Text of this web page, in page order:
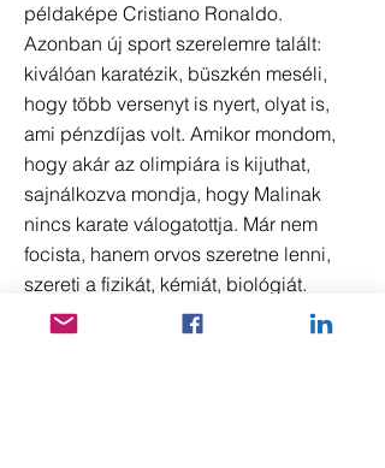
példaképe Cristiano Ronaldo.
Azonban új sport szerelemre talált:
kiválóan karatézik, büszkén meséli,
hogy több versenyt is nyert, olyat is,
ami pénzdíjas volt. Amikor mondom,
hogy akár az olimpiára is kijuthat,
sajnálkozva mondja, hogy Malinak
nincs karate válogatottja. Már nem
focista, hanem orvos szeretne lenni,
szereti a fizikát, kémiát, biológiát.
Értelmes, mosolygó, jópofa srác,